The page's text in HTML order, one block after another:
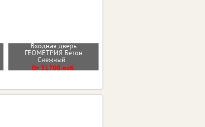
Входная дверь
ГЕОМЕТРИЯ Бетон
Снежный
От 31700 руб.